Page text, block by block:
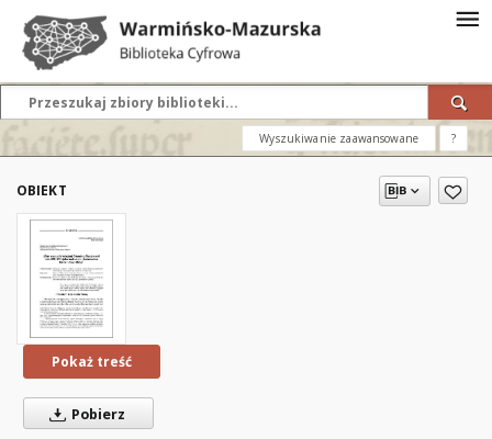
Wyszukiwanie zaawansowane ?
OBIEKT
Pokaż treść
Pobierz